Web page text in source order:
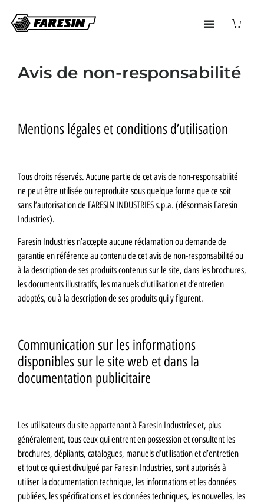
Avis de non-responsabilité
Mentions légales et conditions d’utilisation
Tous droits réservés. Aucune partie de cet avis de non-responsabilité
ne peut être utilisée ou reproduite sous quelque forme que ce soit
sans l’autorisation de FARESIN INDUSTRIES s.p.a. (désormais Faresin
Industries).
Faresin Industries n’accepte aucune réclamation ou demande de
garantie en référence au contenu de cet avis de non-responsabilité ou
à la description de ses produits contenus sur le site, dans les brochures,
les documents illustratifs, les manuels d’utilisation et d’entretien
adoptés, ou à la description de ses produits qui y figurent.
Communication sur les informations
disponibles sur le site web et dans la
documentation publicitaire
Les utilisateurs du site appartenant à Faresin Industries et, plus
généralement, tous ceux qui entrent en possession et consultent les
brochures, dépliants, catalogues, manuels d’utilisation et d’entretien
et tout ce qui est divulgué par Faresin Industries, sont autorisés à
utiliser la documentation technique, les informations et les données
publiées, les spécifications et les données techniques, les nouvelles, les